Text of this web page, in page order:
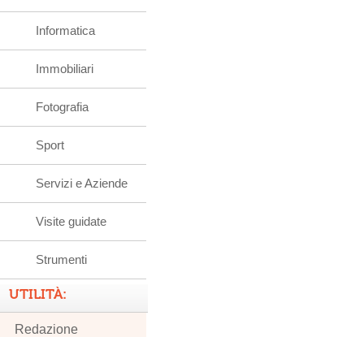
Informatica
Immobiliari
Fotografia
Sport
Servizi e Aziende
Visite guidate
Strumenti
UTILITÀ:
Redazione